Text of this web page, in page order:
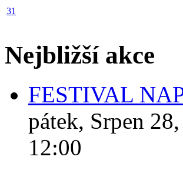
31
Nejbližší akce
FESTIVAL
pátek, Srpen
12:00